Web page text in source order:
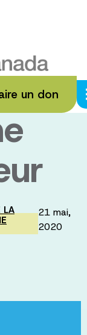
un don
LA
21 mai,
2020